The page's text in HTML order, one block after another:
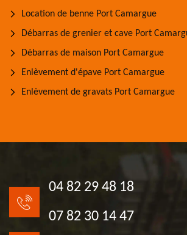
Location de benne Port Camargue
Débarras de grenier et cave Port
Débarras de maison Port Camargue
Enlèvement d'épave Port Camargue
Enlèvement de gravats Port Camargue
04 82 29 48 18
07 82 30 14 47